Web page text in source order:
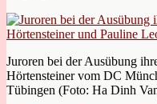
Juroren bei der Ausübung
Hörtensteiner vom DC
Tübingen (Foto: Ha Dinh